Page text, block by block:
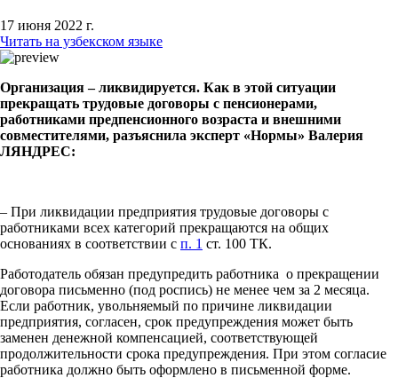
17 июня 2022 г.
Читать на узбекском языке
Организация – ликвидируется. Как в этой ситуации
прекращать трудовые договоры с пенсионерами,
работниками предпенсионного возраста и внешними
совместителями, разъяснила эксперт «Нормы» Валерия
ЛЯНДРЕС:
– При ликвидации предприятия трудовые договоры с
работниками всех категорий прекращаются на общих
основаниях в соответствии с п. 1 ст. 100 ТК.
Работодатель обязан предупредить работника о прекращении
договора письменно (под роспись) не менее чем за 2 месяца.
Если работник, увольняемый по причине ликвидации
предприятия, согласен, срок предупреждения может быть
заменен денежной компенсацией, соответствующей
продолжительности срока предупреждения. При этом согласие
работника должно быть оформлено в письменной форме.